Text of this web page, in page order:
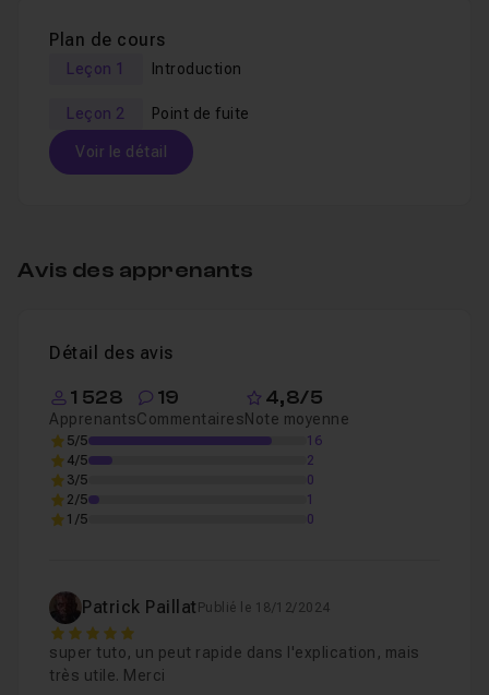
Pour aller plus loin dans Photoshop,
Plan de cours
Leçon 1 Introduction
Leçon 2 Point de fuite
Voir le détail
Avis des apprenants
Détail des avis
1 528
Apprenants
19
Commentaires
4,8/5
Note moyenne
5/5
16
4/5
2
3/5
0
2/5
1
1/5
0
Patrick Paillat Publié le 18/12/2024
5
super tuto, un peut rapide dans l'explication, mais
très utile. Merci